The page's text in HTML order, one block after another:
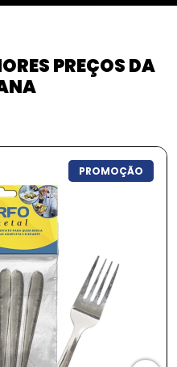
PREÇOS DA
PROMOÇÃO